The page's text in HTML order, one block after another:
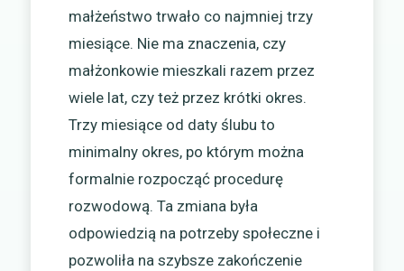
małżeństwo trwało co najmniej trzy
miesiące. Nie ma znaczenia, czy
małżonkowie mieszkali razem przez
wiele lat, czy też przez krótki okres.
Trzy miesiące od daty ślubu to
minimalny okres, po którym można
formalnie rozpocząć procedurę
rozwodową. Ta zmiana była
odpowiedzią na potrzeby społeczne i
pozwoliła na szybsze zakończenie